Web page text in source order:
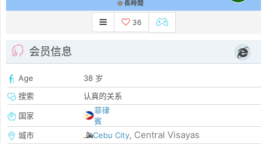
長時間
36
会员信息
Age
38 岁
搜索
认真的关系
国家
菲律
賓
城市
Cebu City, Central Visayas